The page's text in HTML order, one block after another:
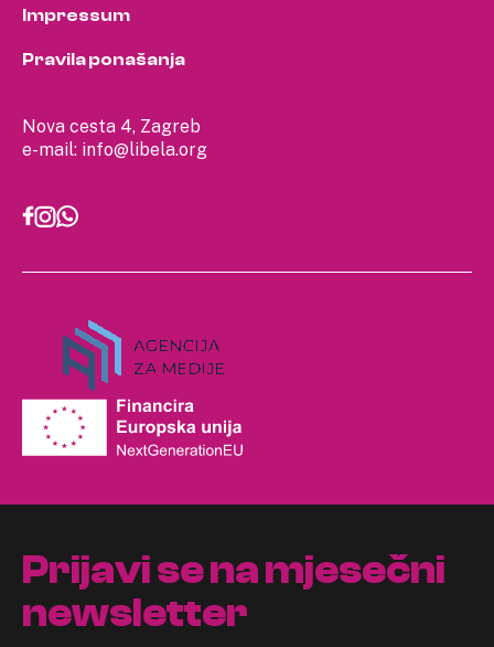
Nova cesta 4, Zagreb
e-mail: info@libela.org
Impressum
Pravila ponašanja
Prijavi se na mjesečni
newsletter